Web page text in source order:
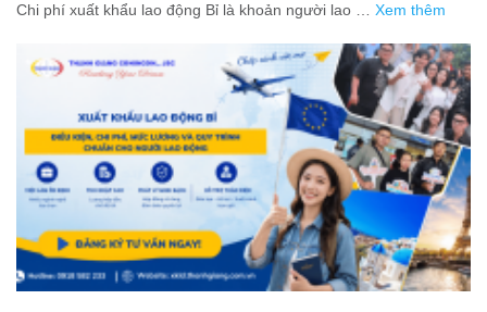
Chi phí xuất khẩu lao động Bỉ là khoản người lao … Xem thêm